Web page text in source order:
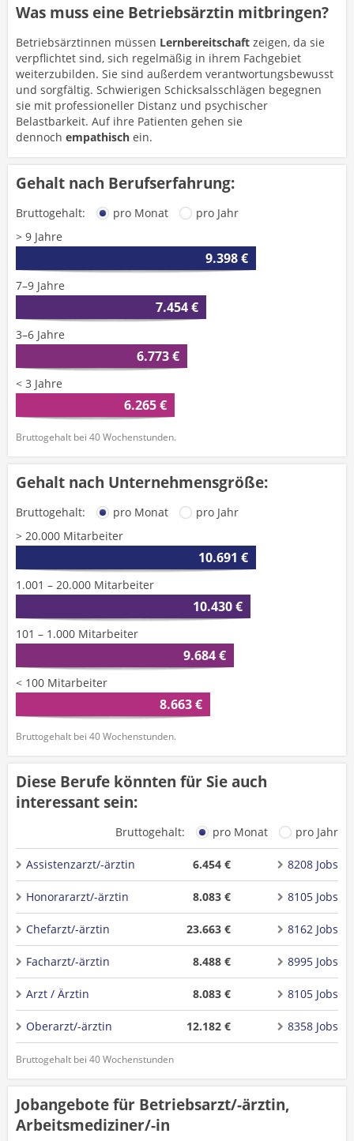
Was muss eine Betriebsärztin mitbringen?
Betriebsärztinnen müssen Lernbereitschaft zeigen, da sie
verpflichtet sind, sich regelmäßig in ihrem Fachgebiet
weiterzubilden. Sie sind außerdem verantwortungsbewusst
und sorgfältig. Schwierigen Schicksalsschlägen begegnen
sie mit professioneller Distanz und psychischer
Belastbarkeit. Auf ihre Patienten gehen sie
dennoch empathisch ein.
Gehalt nach Berufserfahrung:
Bruttogehalt: pro Monat
pro Jahr
> 9 Jahre
9.398 €
7–9 Jahre
7.454 €
3–6 Jahre
6.773 €
< 3 Jahre
6.265 €
Bruttogehalt bei 40 Wochenstunden.
Gehalt nach Unternehmensgröße:
Bruttogehalt: pro Monat
pro Jahr
> 20.000 Mitarbeiter
10.691 €
1.001 – 20.000 Mitarbeiter
10.430 €
101 – 1.000 Mitarbeiter
9.684 €
< 100 Mitarbeiter
8.663 €
Bruttogehalt bei 40 Wochenstunden.
Diese Berufe könnten für Sie auch
interessant sein:
Bruttogehalt: pro Monat pro Jahr
Assistenzarzt/-ärztin 6.454 € 8208 Jobs
Honorararzt/-ärztin 8.083 € 8105 Jobs
Chefarzt/-ärztin 23.663 € 8162 Jobs
Facharzt/-ärztin 8.488 € 8995 Jobs
Arzt / Ärztin 8.083 € 8105 Jobs
Oberarzt/-ärztin 12.182 € 8358 Jobs
Bruttogehalt bei 40 Wochenstunden
Jobangebote für Betriebsarzt/-ärztin,
Arbeitsmediziner/-in